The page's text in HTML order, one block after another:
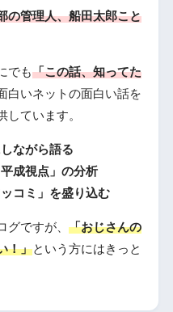
の管理人、船田太郎こと
でも「この話、知ってた
白いネットの面白い話を
しています。
ながら語る
成視点」の分析
コミ」を盛り込む
グですが、 「おじさんの
！」という方にはきっと